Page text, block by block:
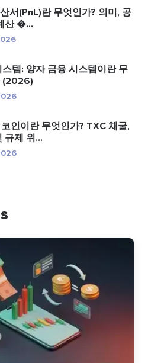
서(PnL)란 무엇인가? 의미, 공
산 �...
스템: 양자 금융 시스템이란 무
(2026)
인이란 무엇인가? TXC 채굴,
규제 위...